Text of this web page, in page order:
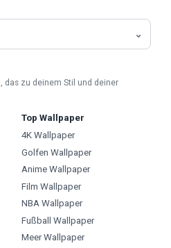
das zu deinem Stil und deiner
Top Wallpaper
4K Wallpaper
Golfen Wallpaper
Anime Wallpaper
Film Wallpaper
NBA Wallpaper
Fußball Wallpaper
Meer Wallpaper